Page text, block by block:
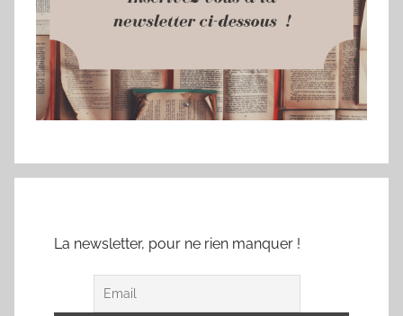
La newsletter, pour ne rien manquer !